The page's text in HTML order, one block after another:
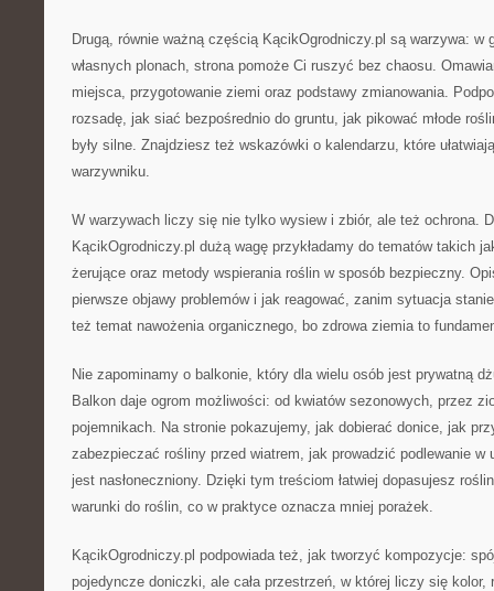
Drugą, równie ważną częścią KącikOgrodniczy.pl są warzywa: w
własnych plonach, strona pomoże Ci ruszyć bez chaosu.
miejsca, przygotowanie ziemi oraz podstawy zmianowania.
rozsadę, jak siać bezpośrednio do gruntu, jak pikować młode
były silne. Znajdziesz też wskazówki o kalendarzu, które
warzywniku.
W warzywach liczy się nie tylko wysiew i zbiór, ale też ochrona.
KącikOgrodniczy.pl dużą wagę przykładamy do tematów takich
żerujące oraz metody wspierania roślin w sposób bezpieczny.
pierwsze objawy problemów i jak reagować, zanim sytuacja
też temat nawożenia organicznego, bo zdrowa ziemia to
Nie zapominamy o balkonie, który dla wielu osób jest prywatną
Balkon daje ogrom możliwości: od kwiatów sezonowych, przez
pojemnikach. Na stronie pokazujemy, jak dobierać donice, jak
zabezpieczać rośliny przed wiatrem, jak prowadzić podlewanie w
jest nasłoneczniony. Dzięki tym treściom łatwiej dopasujesz
warunki do roślin, co w praktyce oznacza mniej porażek.
KącikOgrodniczy.pl podpowiada też, jak tworzyć kompozycje:
pojedyncze doniczki, ale cała przestrzeń, w której liczy się kolor,